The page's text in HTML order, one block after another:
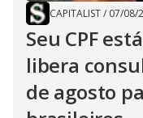
CAPITALIST/ 07/08/
Seu CPF
libera
de agosto